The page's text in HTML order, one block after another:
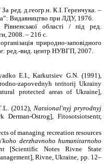
ред. д.геогр.н. К.І. Геренчука. –
Видавництво при ЛДУ, 1976.
області / під ред.
2008. – 216 с.
природно-заповідного
ред.-вид. центр НУВГП, 2007.
E .I , Karkutsiev G. N. (1991),
zapovednyh teritorij Ukrainy
protected areas of Ukraine]
. L. (2012), Natsional'nyj pryrodnyj
Derman-Ostrog],
Fitosotsiotsentr,
of managing recreation resources
derzhavnoho humanitarnoho
[Scientific Notes Rivne State
, Rivne, Ukraine, pp. 12–